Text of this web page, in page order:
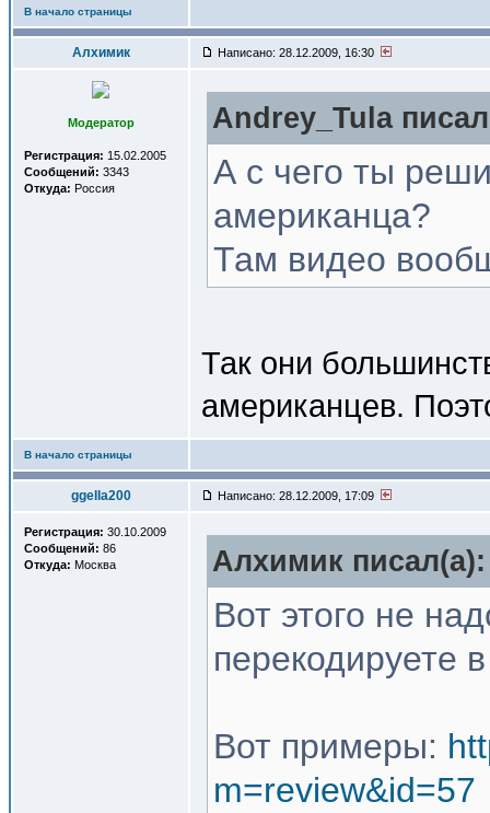
В начало страницы
Алхимик Написано: 28.12.2009, 16:30
Модератор
Регистрация: 15.02.2005
Сообщений: 3343
Откуда: Россия
Andrey_Tula
А с чего ты
американца?
Там видео
Так они
американцев.
В начало страницы
ggella200 Написано: 28.12.2009, 17:09
Регистрация: 30.10.2009
Сообщений: 86
Откуда: Москва Алхимик писал(a):
Вот этого не
перекодируете
Вот примеры:
m=review&id=57